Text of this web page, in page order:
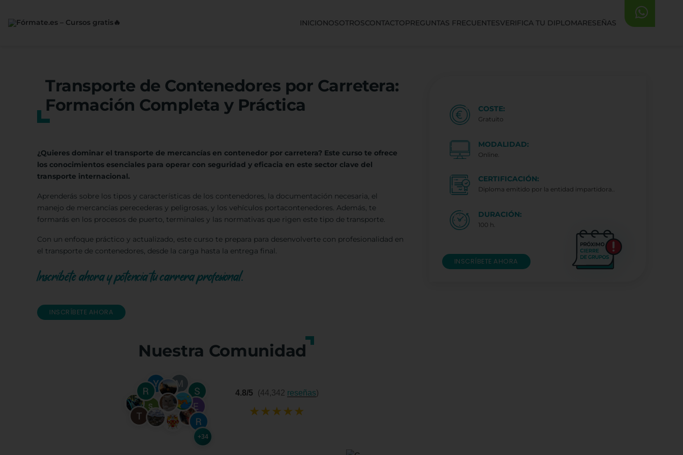
INICIONOSOTROSCONTACTOPREGUNTAS FRECUENTESVERIFICA TU DIPLOMARESEÑAS
Transporte de Contenedores por Carretera:
Formación Completa y Práctica
¿Quieres dominar el transporte de mercancías en contenedor por carretera? Este curso te ofrece
los conocimientos esenciales para operar con seguridad y eficacia en este sector clave del
transporte internacional.
Aprenderás sobre los tipos y características de los contenedores, la documentación necesaria, el
manejo de mercancías perecederas y peligrosas, y los vehículos portacontenedores. Además, te
formarás en los procesos de puerto, terminales y las normativas que rigen este tipo de transporte.
Con un enfoque práctico y actualizado, este curso te prepara para desenvolverte con profesionalidad en
el transporte de contenedores, desde la carga hasta la entrega final.
Inscríbete ahora y potencia tu carrera profesional.
INSCRÍBETE AHORA
Nuestra Comunidad
+34
4.8/5 (44,342 reseñas)
★★★★★
COSTE:
Gratuito
MODALIDAD:
Online.
CERTIFICACIÓN:
Diploma emitido por la entidad impartidora..
DURACIÓN:
100 h.
INSCRÍBETE AHORA